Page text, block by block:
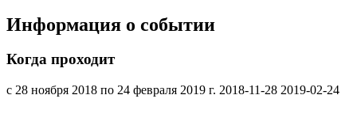
Информация о событии
Когда проходит
с 28 ноября 2018 по 24 февраля 2019 г. 2018-11-28 2019-02-24